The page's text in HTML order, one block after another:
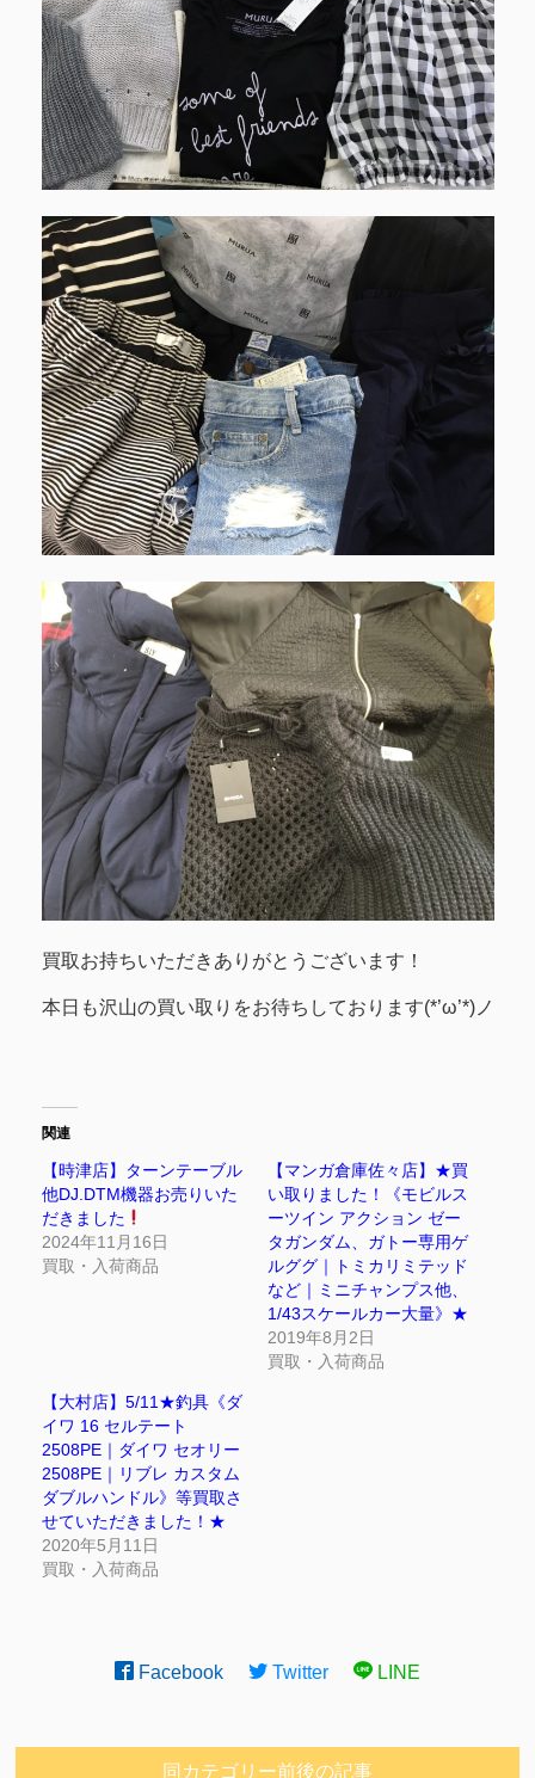
買取お持ちいただきありがとうございます！
本日も沢山の買い取りをお待ちしております(*’ω’*)ノ
関連
【時津店】ターンテーブル
他DJ.DTM機器お売りいた
だきました
2024年11月16日
買取・入荷商品
【マンガ倉庫佐々店】★買
い取りました！《モビルス
ーツイン アクション ゼー
タガンダム、ガトー専用ゲ
ルググ｜トミカリミテッド
など｜ミニチャンプス他、
1/43スケールカー大量》★
2019年8月2日
買取・入荷商品
【大村店】5/11★釣具《ダ
イワ 16 セルテート
2508PE｜ダイワ セオリー
2508PE｜リブレ カスタム
ダブルハンドル》等買取さ
せていただきました！★
2020年5月11日
買取・入荷商品
Facebook Twitter LINE
同カテゴリー前後の記事